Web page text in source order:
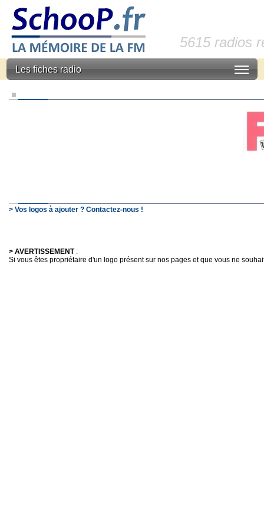
5615 radios
Les fiches radio
> Vos logos à ajouter ? Contactez-nous !
> AVERTISSEMENT:
Si vous êtes propriétaire d'un logo présent sur nos pages et que vous ne